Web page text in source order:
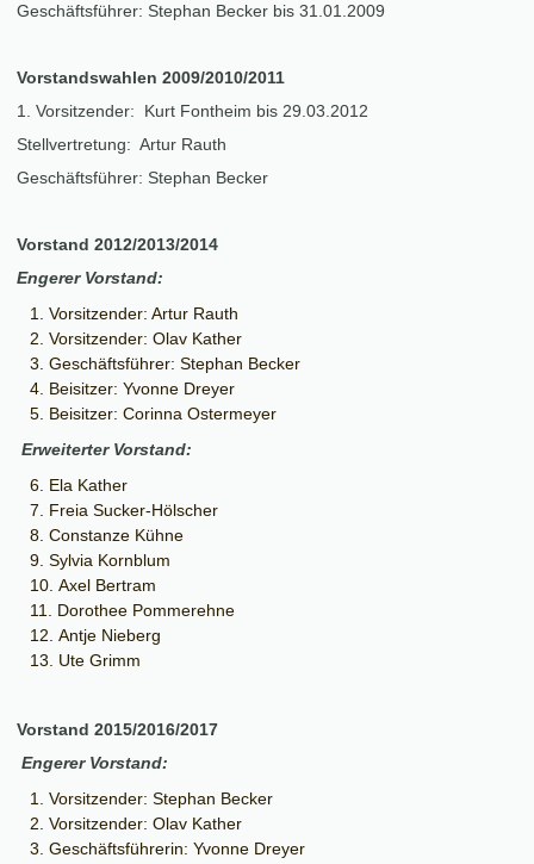
Geschäftsführer: Stephan Becker bis 31.01.2009
Vorstandswahlen 2009/2010/2011
1. Vorsitzender: Kurt Fontheim bis 29.03.2012
Stellvertretung: Artur Rauth
Geschäftsführer: Stephan Becker
Vorstand 2012/2013/2014
Engerer Vorstand:
Vorsitzender: Artur Rauth
Vorsitzender: Olav Kather
Geschäftsführer: Stephan Becker
Beisitzer: Yvonne Dreyer
Beisitzer: Corinna Ostermeyer
Erweiterter Vorstand:
Ela Kather
Freia Sucker-Hölscher
Constanze Kühne
Sylvia Kornblum
Axel Bertram
Dorothee Pommerehne
Antje Nieberg
Ute Grimm
Vorstand 2015/2016/2017
Engerer Vorstand:
Vorsitzender: Stephan Becker
Vorsitzender: Olav Kather
Geschäftsführerin: Yvonne Dreyer